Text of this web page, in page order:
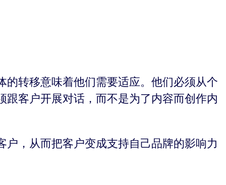
转移意味着他们需要适应。他们必须从个
客户开展对话，而不是为了内容而创作内
，从而把客户变成支持自己品牌的影响力